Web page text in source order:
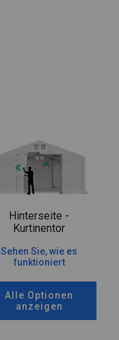
Hinterseite -
Kurtinentor
Sehen Sie, wie es
funktioniert
Alle Optionen
anzeigen